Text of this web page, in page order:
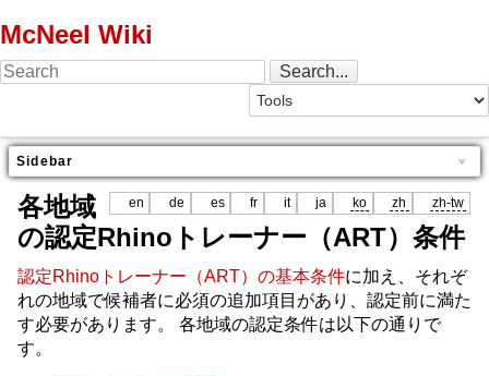
McNeel Wiki
Sidebar
en de es fr it ja ko zh zh-tw
各地域
の認定Rhinoトレーナー（ART）条件
認定Rhinoトレーナー（ART）の基本条件に加え、それぞ
れの地域で候補者に必須の追加項目があり、認定前に満た
す必要があります。 各地域の認定条件は以下の通りで
す。